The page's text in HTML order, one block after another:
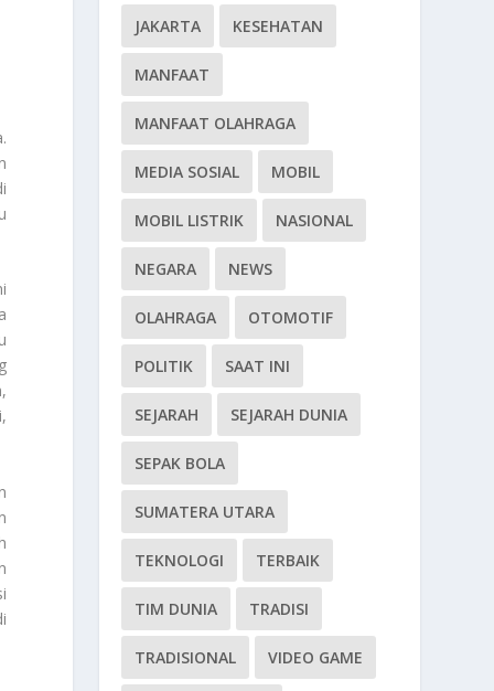
JAKARTA KESEHATAN
MANFAAT
MANFAAT OLAHRAGA
MEDIA SOSIAL MOBIL
MOBIL LISTRIK NASIONAL
NEGARA NEWS
OLAHRAGA OTOMOTIF
POLITIK SAAT INI
SEJARAH SEJARAH DUNIA
SEPAK BOLA
SUMATERA UTARA
TEKNOLOGI TERBAIK
TIM DUNIA TRADISI
TRADISIONAL VIDEO GAME